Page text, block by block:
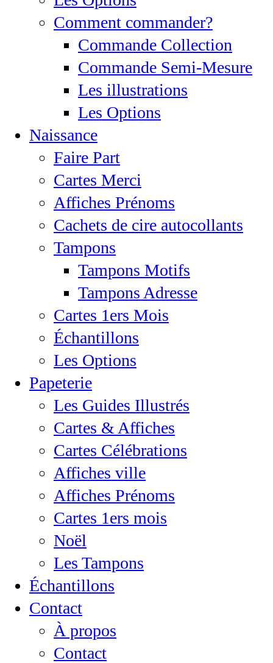
Comment commander?
Commande Collection
Commande Semi-Mesure
Les illustrations
Les Options
Naissance
Faire Part
Cartes Merci
Affiches Prénoms
Cachets de cire autocollants
Tampons
Tampons Motifs
Tampons Adresse
Cartes 1ers Mois
Échantillons
Les Options
Papeterie
Les Guides Illustrés
Cartes & Affiches
Cartes Célébrations
Affiches ville
Affiches Prénoms
Cartes 1ers mois
Noël
Les Tampons
Échantillons
Contact
À propos
Contact